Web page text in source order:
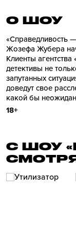
О ШОУ
«Справедливость
Жозефа Жубера
Клиенты
детективы не
запутанных
доведут свое
какой бы
18+
С ШОУ